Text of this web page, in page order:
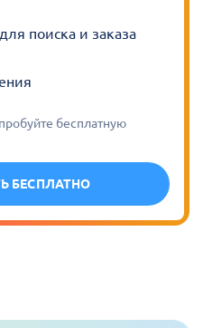
поиска и заказа
бесплатную
БЕСПЛАТНО